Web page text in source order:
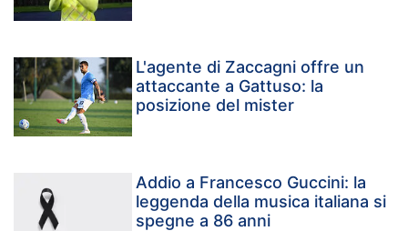
L'agente di Zaccagni offre un
attaccante a Gattuso: la
posizione del mister
Addio a Francesco Guccini: la
leggenda della musica italiana si
spegne a 86 anni